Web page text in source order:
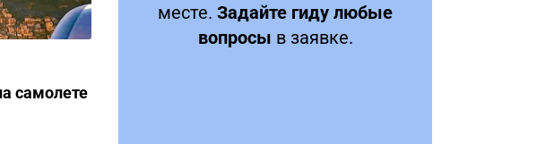
самолете
месте. Задайте гиду любые
вопросы в заявке.